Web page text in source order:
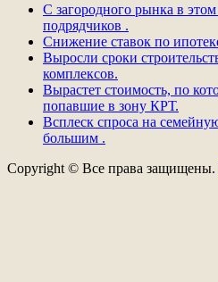
С загородного рынка в
подрядчиков .
Снижение ставок по
Выросли сроки
комплексов.
Вырастет стоимость, по
попавшие в зону КРТ.
Всплеск спроса на
большим .
Copyright © Все права защищены.